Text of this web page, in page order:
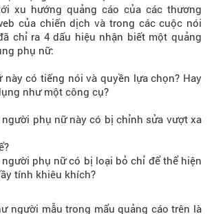
xu hướng quảng cáo của các thương
của chiến dịch và trong các cuộc nói
chỉ ra 4 dấu hiệu nhận biết một quảng
phụ nữ:
này có tiếng nói và quyền lựa chọn? Hay
như một công cụ?
phụ nữ này có bị chỉnh sửa vượt xa
phụ nữ có bị loại bỏ chỉ để thể hiện
tính khiêu khích?
người mẫu trong mẩu quảng cáo trên là